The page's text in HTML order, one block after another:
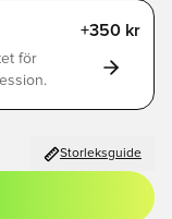
+350 kr
för
Storleksguide
dig som